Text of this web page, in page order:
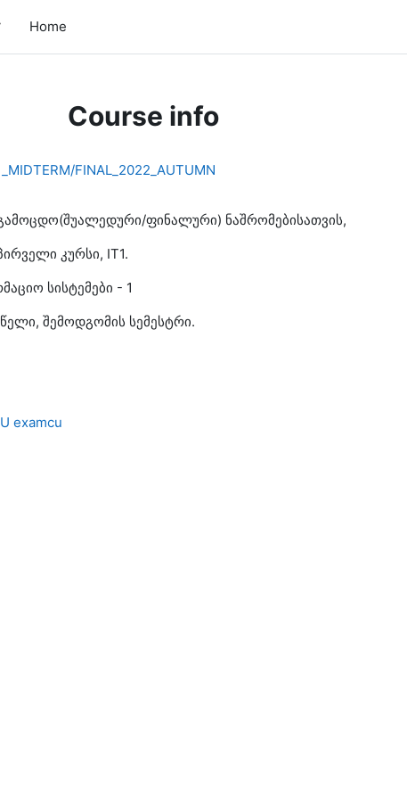
Home
Course info
FINAL_2022_AUTUMN
ფინალური) ნაშრომებისათვის,
კურსი, IT1.
სისტემები - 1
შემოდგომის სემესტრი.
examcu